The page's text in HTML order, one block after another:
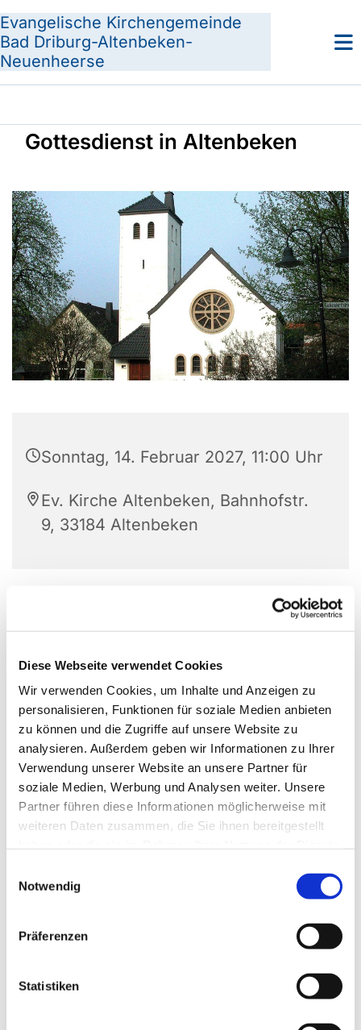
Diese Webseite verwendet Cookies
Wir verwenden Cookies, um Inhalte und Anzeigen zu
personalisieren, Funktionen für soziale Medien anbieten
zu können und die Zugriffe auf unsere Website zu
analysieren. Außerdem geben wir Informationen zu Ihrer
Verwendung unserer Website an unsere Partner für
soziale Medien, Werbung und Analysen weiter. Unsere
Partner führen diese Informationen möglicherweise mit
weiteren Daten zusammen, die Sie ihnen bereitgestellt
Notwendig
Präferenzen
Statistiken
Evangelische Kirchengemeinde
Bad Driburg-Altenbeken-
Neuenheerse
Gottesdienst in Altenbeken
Sonntag, 14. Februar 2027, 11:00 Uhr
Ev. Kirche Altenbeken, Bahnhofstr.
9, 33184 Altenbeken
Dies könnte Sie auch